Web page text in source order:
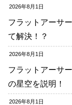
2026年8月1日
フラットアーサ
て解決！？
2026年8月1日
フラットアーサ
の星空を説明！
2026年8月1日